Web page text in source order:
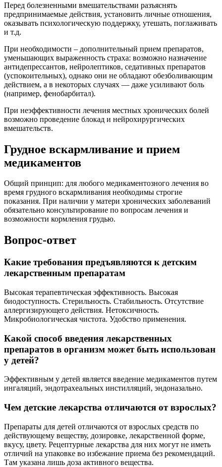
Перед болезненными вмешательствами разъяснять
предпринимаемые действия, установить личные отношения,
оказывать психологическую поддержку, утешать, поглаживать
и т.д.
При необходимости – дополнительный прием препаратов,
уменьшающих выраженность страха: возможно назначение
антидепрессантов, нейролептиков, седативных препаратов
(успокоительных), однако они не обладают обезболивающим
действием, а в некоторых случаях — даже усиливают боль
(например, фенобарбитал).
При неэффективности лечения местных хронических болей
возможно проведение блокад и нейрохирургических
вмешательств.
Грудное вскармливание и прием
медикаментов
Общий принцип: для любого медикаментозного лечения во
время грудного вскармливания необходимы строгие
показания. При наличии у матери хронических заболеваний
обязательно консультирование по вопросам лечения и
возможности кормления грудью.
Вопрос-ответ
Какие требования предъявляются к детским
лекарственным препаратам
Высокая терапевтическая эффективность. Высокая
биодоступность. Стерильность. Стабильность. Отсутствие
аллергизирующего действия. Нетоксичность.
Микробиологическая чистота. Удобство применения.
Какой способ введения лекарственных
препаратов в организм может быть использован
у детей?
Эффективным у детей является введение медикаментов путем
ингаляций, эндотрахеальных инстилляций, эндоназально.
Чем детские лекарства отличаются от взрослых?
Препараты для детей отличаются от взрослых средств по
действующему веществу, дозировке, лекарственной форме,
вкусу, цвету. Рецептурные лекарства для них могут не иметь
отличий на упаковке во избежание приема без рекомендаций.
Там указана лишь доза активного вещества.